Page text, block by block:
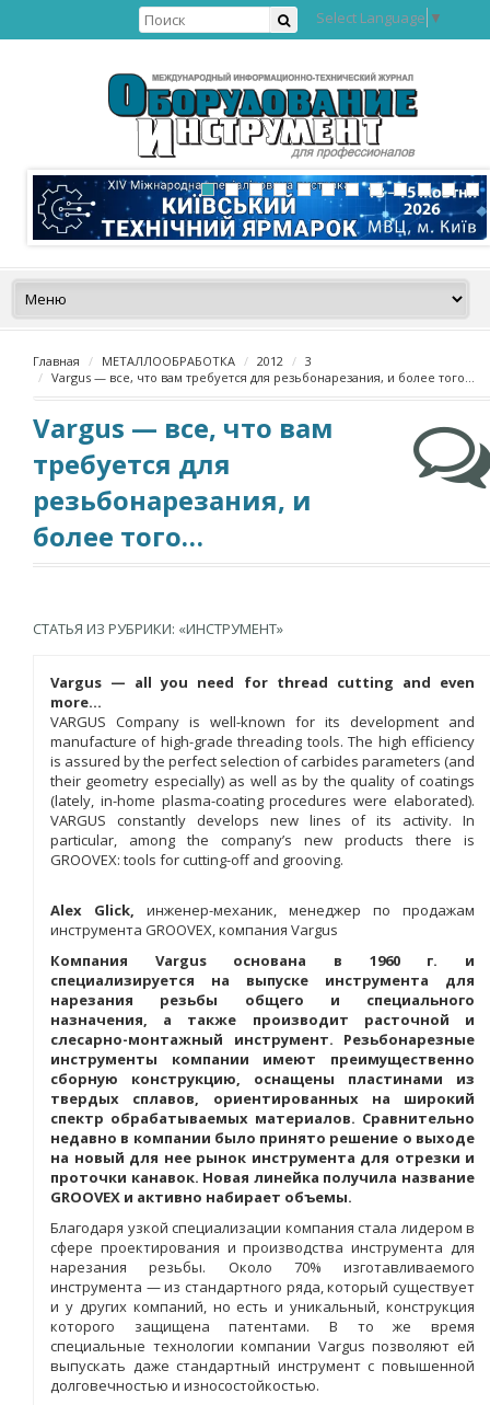
Select Language ▼
Главная МЕТАЛЛООБРАБОТКА 2012
3
Vargus — все, что вам требуется для резьбонарезания, и более того…
Vargus — все, что вам
требуется для
резьбонарезания, и
более того…
СТАТЬЯ ИЗ РУБРИКИ: «ИНСТРУМЕНТ»
Vargus — all you need for thread cutting and even
more…
VARGUS Company is well-known for its development and
manufacture of high-grade threading tools. The high efficiency
is assured by the perfect selection of carbides parameters (and
their geometry especially) as well as by the quality of coatings
(lately, in-home plasma-coating procedures were elaborated).
VARGUS constantly develops new lines of its activity. In
particular, among the company’s new products there is
GROOVEX: tools for cutting-off and grooving.
Alex Glick, инженер-механик, менеджер по продажам
инструмента GROOVEX, компания Vargus
Компания Vargus основана в 1960 г. и
специализируется на выпуске инструмента для
нарезания резьбы общего и специального
назначения, а также производит расточной и
слесарно-монтажный инструмент. Резьбонарезные
инструменты компании имеют преимущественно
сборную конструкцию, оснащены пластинами из
твердых сплавов, ориентированных на широкий
спектр обрабатываемых материалов. Сравнительно
недавно в компании было принято решение о выходе
на новый для нее рынок инструмента для отрезки и
проточки канавок. Новая линейка получила название
GROOVEX и активно набирает объемы.
Благодаря узкой специализации компания стала лидером в
сфере проектирования и производства инструмента для
нарезания резьбы. Около 70% изготавливаемого
инструмента — из стандартного ряда, который существует
и у других компаний, но есть и уникальный, конструкция
которого защищена патентами. В то же время
специальные технологии компании Vargus позволяют ей
выпускать даже стандартный инструмент с повышенной
долговечностью и износостойкостью.